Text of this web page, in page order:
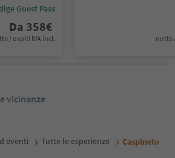
Guest Pass
Da 358€
/ ospiti IVA incl. notte
vicinanze
eventi Tutte le esperienze Caspineto